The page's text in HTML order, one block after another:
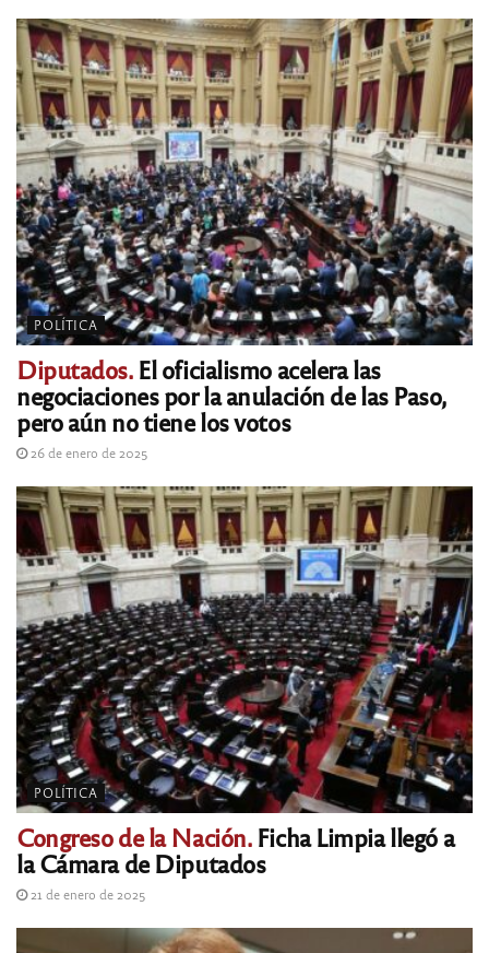
POLÍTICA
Diputados.El oficialismo acelera las
negociaciones por la anulación de las Paso,
pero aún no tiene los votos
26 de enero de 2025
POLÍTICA
Congreso de la Nación.Ficha Limpia llegó a
la Cámara de Diputados
21 de enero de 2025